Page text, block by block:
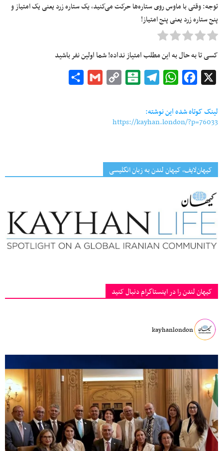
توجه: وقتی با ماوس روی ستاره‌ها حرکت می‌کنید، یک ستاره زرد یعنی یک امتیاز و
پنج ستاره زرد یعنی پنج امتیاز!
کسی تا به حال به این مطلب امتیاز نداده! شما اولین نفر باشید
Facebook
WhatsApp
Telegram
Balatarin
Copy
Gmail
لینک کوتاه شده این نوشته:
https://kayhan.london/?p=76033
کیهان‌لایف، کیهان لندن به زبان انگلیسی
کیهان لندن را در اینستاگرام دنبال کنید
kayhanlondon